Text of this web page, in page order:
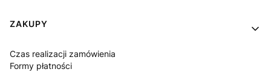
Linki w stopce
ZAKUPY
Czas realizacji zamówienia
Formy płatności